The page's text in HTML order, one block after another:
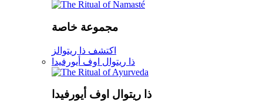
مجموعة خاصة
اكتشف ذا ريتوالز
ذا ريتوال اوف أيورفيدا
ذا ريتوال اوف أيورفيدا